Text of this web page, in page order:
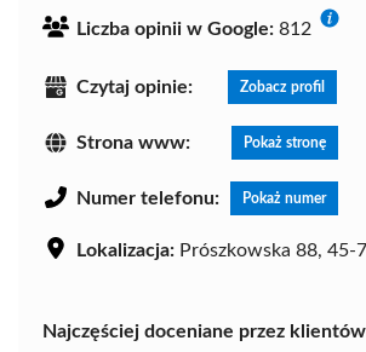
Liczba opinii w Google: 812
Czytaj opinie: Zobacz profil
Strona www: Pokaż stronę
Numer telefonu: Pokaż numer
Lokalizacja: Prószkowska 88, 45-
Najczęściej doceniane przez